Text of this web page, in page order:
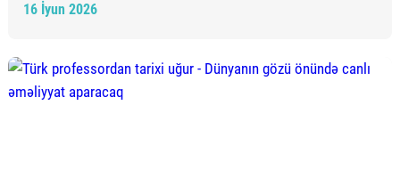
16 İyun 2026